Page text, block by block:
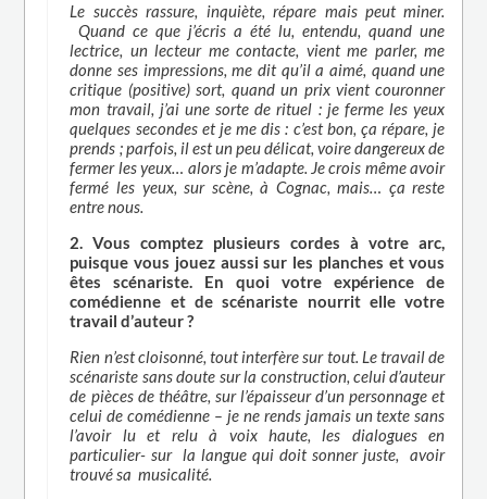
Le succès rassure, inquiète, répare mais peut miner.
Quand ce que j’écris a été lu, entendu, quand une
lectrice, un lecteur me contacte, vient me parler, me
donne ses impressions, me dit qu’il a aimé, quand une
critique (positive) sort, quand un prix vient couronner
mon travail, j’ai une sorte de rituel : je ferme les yeux
quelques secondes et je me dis : c’est bon, ça répare, je
prends ; parfois, il est un peu délicat, voire dangereux de
fermer les yeux… alors je m’adapte. Je crois même avoir
fermé les yeux, sur scène, à Cognac, mais… ça reste
entre nous.
2. Vous comptez plusieurs cordes à votre arc,
puisque vous jouez aussi sur les planches et vous
êtes scénariste. En quoi votre expérience de
comédienne et de scénariste nourrit elle votre
travail d’auteur ?
Rien n’est cloisonné, tout interfère sur tout. Le travail de
scénariste sans doute sur la construction, celui d’auteur
de pièces de théâtre, sur l’épaisseur d’un personnage et
celui de comédienne – je ne rends jamais un texte sans
l’avoir lu et relu à voix haute, les dialogues en
particulier- sur la langue qui doit sonner juste, avoir
trouvé sa musicalité.